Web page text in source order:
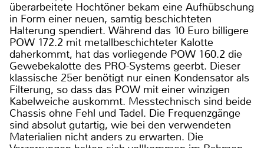
überarbeitete Hochtöner bekam eine Aufhübschung
in Form einer neuen, samtig beschichteten
Halterung spendiert. Während das 10 Euro billigere
POW 172.2 mit metallbeschichteter Kalotte
daherkommt, hat das vorliegende POW 160.2 die
Gewebekalotte des PRO-Systems geerbt. Dieser
klassische 25er benötigt nur einen Kondensator als
Filterung, so dass das POW mit einer winzigen
Kabelweiche auskommt. Messtechnisch sind beide
Chassis ohne Fehl und Tadel. Die Frequenzgänge
sind absolut gutartig, wie bei den verwendeten
Materialien nicht anders zu erwarten. Die